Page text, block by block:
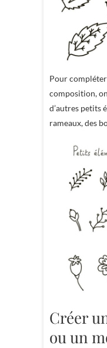
Pour
composition,
d’autres petits
rameaux, des
Créer
ou un